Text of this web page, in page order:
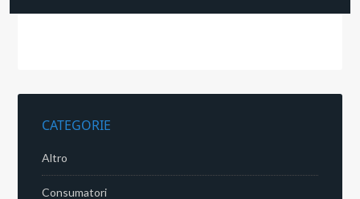
CATEGORIE
Altro
Consumatori